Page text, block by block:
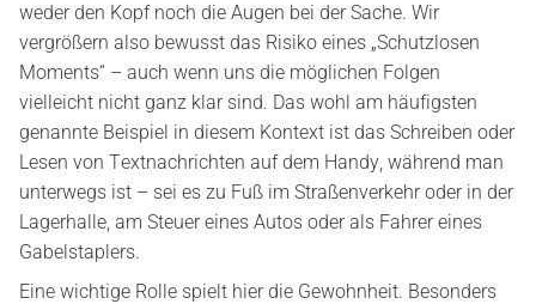
weder den Kopf noch die Augen bei der Sache. Wir
vergrößern also bewusst das Risiko eines „Schutzlosen
Moments“ – auch wenn uns die möglichen Folgen
vielleicht nicht ganz klar sind. Das wohl am häufigsten
genannte Beispiel in diesem Kontext ist das Schreiben oder
Lesen von Textnachrichten auf dem Handy, während man
unterwegs ist – sei es zu Fuß im Straßenverkehr oder in der
Lagerhalle, am Steuer eines Autos oder als Fahrer eines
Gabelstaplers.
Eine wichtige Rolle spielt hier die Gewohnheit. Besonders